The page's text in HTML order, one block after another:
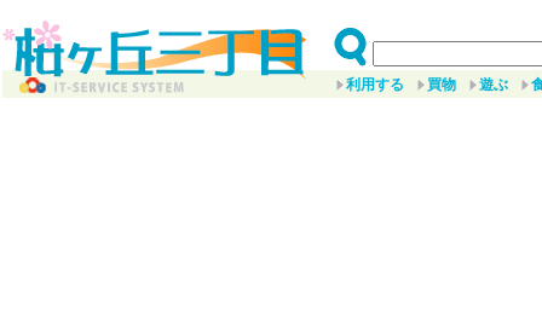
利用する 買物 遊ぶ